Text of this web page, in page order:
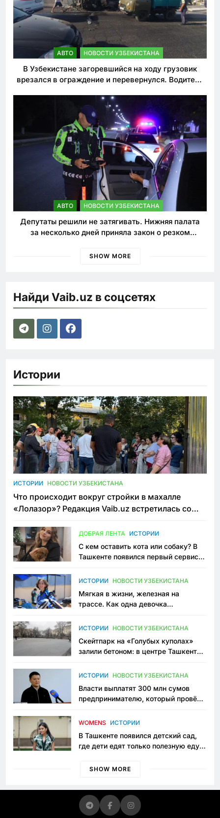
АВТО НОВОСТИ УЗБЕКИСТАНА
В Узбекистане загоревшийся на ходу грузовик
врезался в ограждение и перевернулся. Водитель
АВТО НОВОСТИ УЗБЕКИСТАНА
Депутаты решили не затягивать. Нижняя палата
за несколько дней приняла закон о резком
SHOW MORE
Найди Vaib.uz в соцсетях
Истории
ИСТОРИИ НОВОСТИ УЗБЕКИСТАНА
Что происходит вокруг стройки в махалле
«Лолазор»? Редакция Vaib.uz встретилась со
ДОБРАЯ ЛЕНТА ИСТОРИИ
С кем оставить кота или собаку? В
Ташкенте появился первый сервис
ИСТОРИИ НОВОСТИ УЗБЕКИСТАНА
Мягкая в жизни, железная на
трассе. Как одна девочка
Узбекистане
ИСТОРИИ НОВОСТИ УЗБЕКИСТАНА
Скейтпарк на «Голубых куполах»
залили бетоном: в центре Ташкента
пространство
ИСТОРИИ НОВОСТИ УЗБЕКИСТАНА
Власти выплатят 300 млн сумов
предпринимателю, который провёл
приговору
WOMENS ИСТОРИИ
В Ташкенте появился детский сад,
где дети едят только полезную еду.
просить «кашу без сахара»
SHOW MORE